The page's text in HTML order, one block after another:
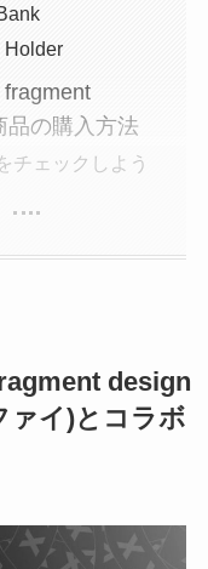
Holder
品の購入方法
チェックしよう
design
ァイ)とコラボ